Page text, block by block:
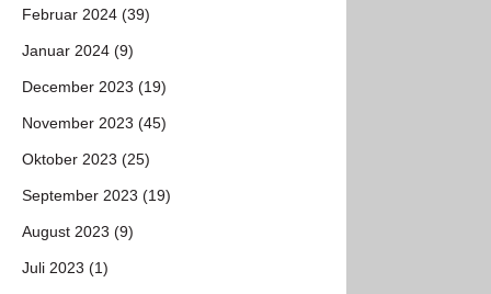
Februar 2024 (39)
Januar 2024 (9)
December 2023 (19)
November 2023 (45)
Oktober 2023 (25)
September 2023 (19)
August 2023 (9)
Juli 2023 (1)